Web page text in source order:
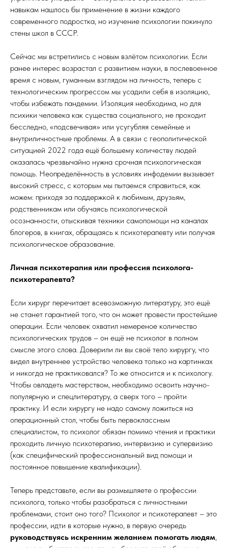
навыкам нашлось бы применение в жизни каждого
современного подростка, но изучение психологии покинуло
стены школ в СССР.
Сейчас мы встретились с новым взлётом психологии. Если
ранее интерес возрастал с развитием науки, в послевоенное
время с новым, гуманным взглядом на личность, теперь с
технологическим прогрессом мы усадили себя в изоляцию,
чтобы избежать пандемии. Изоляция необходима, но для
психики человека как существа социального, не проходит
бесследно, «подсвечивая» или усугубляя семейные и
внутриличностные проблемы. А в связи с геополитической
ситуацией 2022 года ещё большему количеству людей
оказалась чрезвычайно нужна срочная психологическая
помощь. Неопределённость в условиях инфодемии вызывает
высокий стресс, с которым мы пытаемся справиться, как
можем: приходя за поддержкой к любимым, друзьям,
родственникам или обучаясь психологической
осознанности, отыскивая техники самопомощи на каналах
блогеров, в книгах, обращаясь к психотерапевту или получая
психологическое образование.
Личная психотерапия или профессия психолога-
психотерапевта?
Если хирург перечитает всевозможную литературу, это ещё
не станет гарантией того, что он может провести простейшие
операции. Если человек охватил немереное количество
психологических трудов – он ещё не психолог в полном
смысле этого слова. Доверили ли вы своё тело хирургу, что
видел внутреннее устройство человека только на картинках
и никогда не практиковался? То же относится и к психологу.
Чтобы овладеть мастерством, необходимо освоить научно-
популярную и спецлитературу, а сверх того – пройти
практику. И если хирургу не надо самому ложиться на
операционный стол, чтобы быть первоклассным
специалистом, то психолог обязан помимо чтения и практики
проходить личную психотерапию, интервизию и супервизию
(как специфический профессиональный вид помощи и
постоянное повышение квалификации).
Теперь представьте, если вы размышляете о профессии
психолога, только чтобы разобраться с личностными
проблемами, стоит оно того? Психолог и психотерапевт – это
профессии, идти в которые нужно, в первую очередь
руководствуясь искренним желанием помогать людям,